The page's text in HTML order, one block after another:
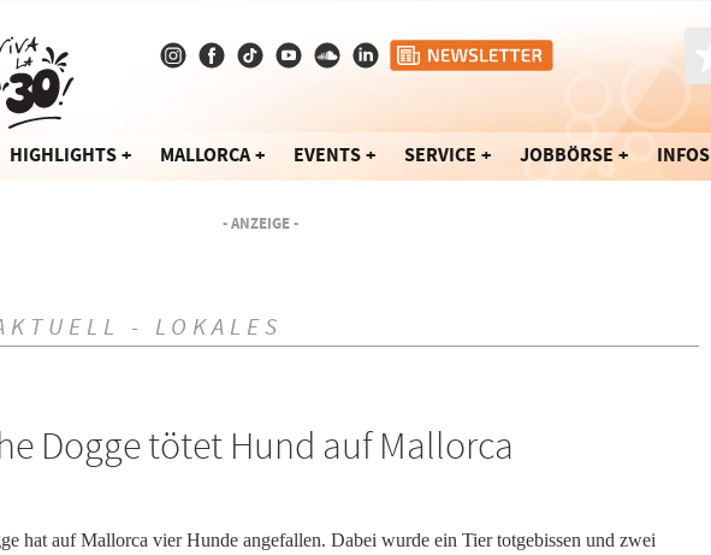
HIGHLIGHTS MALLORCA EVENTS SERVICE JOBBÖRSE INFOS
- ANZEIGE -
- LOKALES
Dogge tötet Hund auf Mallorca
hat auf Mallorca vier Hunde angefallen. Dabei wurde ein Tier totgebissen und zwei